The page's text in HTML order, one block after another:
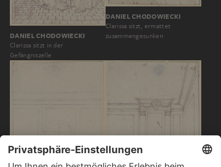
DANIEL CHODOWIECKI
Clarissa sitzt in der
Gefängniszelle
DANIEL CHODOWIECKI
Clarissa sitzt, ermattet
zusammengesunken